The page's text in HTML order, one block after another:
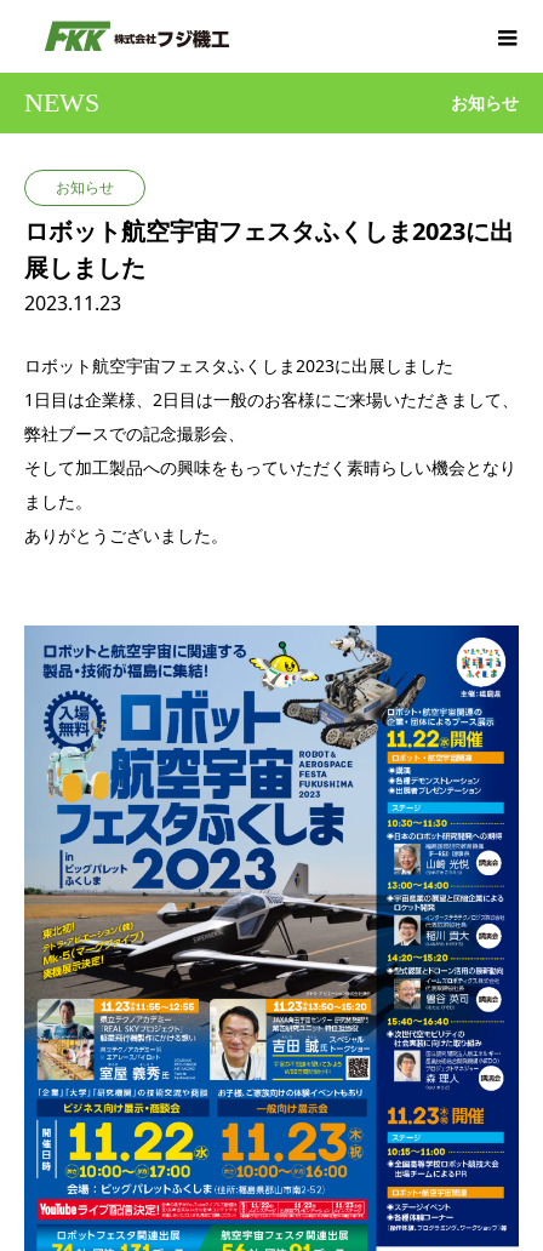
NEWS お知らせ
お知らせ
ロボット航空宇宙フェスタふくしま2023に出
展しました
2023.11.23
ロボット航空宇宙フェスタふくしま2023に出展しました
1日目は企業様、2日目は一般のお客様にご来場いただきまして、
弊社ブースでの記念撮影会、
そして加工製品への興味をもっていただく素晴らしい機会となり
ました。
ありがとうございました。